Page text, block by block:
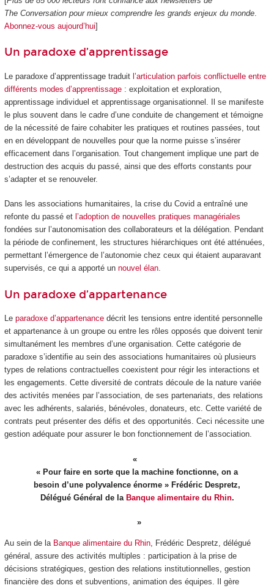
The Conversation pour mieux comprendre les grands enjeux du monde.
Abonnez-vous aujourd’hui]
Un paradoxe d’apprentissage
Le paradoxe d’apprentissage traduit l’articulation parfois conflictuelle entre
différents modes d’apprentissage: exploitation et exploration,
apprentissage individuel et apprentissage organisationnel. Il se manifeste
le plus souvent dans le cadre d’une conduite de changement et témoigne
de la nécessité de faire cohabiter les pratiques et routines passées, tout
en en développant de nouvelles pour que la norme puisse s’insérer
efficacement dans l’organisation. Tout changement implique une part de
destruction des acquis du passé, ainsi que des efforts constants pour
s’adapter et se renouveler.
Dans les associations humanitaires, la crise du Covid a entraîné une
refonte du passé et l’adoption de nouvelles pratiques managériales
fondées sur l’autonomisation des collaborateurs et la délégation. Pendant
la période de confinement, les structures hiérarchiques ont été atténuées,
permettant l’émergence de l’autonomie chez ceux qui étaient auparavant
supervisés, ce qui a apporté un nouvel élan.
Un paradoxe d’appartenance
Le paradoxe d’appartenancedécrit les tensions entre identité personnelle
et appartenance à un groupe ou entre les rôles opposés que doivent tenir
simultanément les membres d’une organisation. Cette catégorie de
paradoxe s’identifie au sein des associations humanitaires où plusieurs
types de relations contractuelles coexistent pour régir les interactions et
les engagements. Cette diversité de contrats découle de la nature variée
des activités menées par l’association, de ses partenariats, des relations
avec les adhérents, salariés, bénévoles, donateurs, etc. Cette variété de
contrats peut présenter des défis et des opportunités. Ceci nécessite une
gestion adéquate pour assurer le bon fonctionnement de l’association.
« Pour faire en sorte que la machine fonctionne, on a
besoin d’une polyvalence énorme » Frédéric Despretz,
Délégué Général de la Banque alimentaire du Rhin.
Au sein de la Banque alimentaire du Rhin, Frédéric Despretz, délégué
général, assure des activités multiples : participation à la prise de
décisions stratégiques, gestion des relations institutionnelles, gestion
financière des dons et subventions, animation des équipes. Il gère